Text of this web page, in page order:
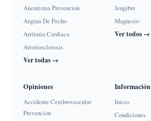
Aneurisma Prevencion
Angina De Pecho
Arritmia Cardiaca
Arteriosclerosis
Ver todas →
Jengibre
Magnesio
Ver todos →
Opiniones
Accidente Cerebrovascular
Prevencion
Información
Inicio
Condiciones